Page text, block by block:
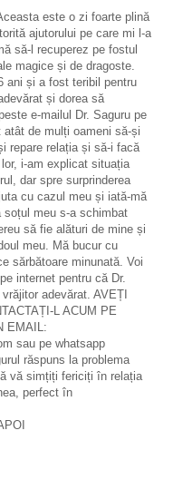
este o zi foarte plină
ajutorului pe care mi l-a
să-l recuperez pe fostul
magice și de dragoste.
ani și a fost teribil pentru
și dorea să
e-mailul Dr. Saguru pe
de mulți oameni să-și
repare relația și să-i facă
i-am explicat situația
dar spre surprinderea
cu cazul meu și iată-mă
soțul meu s-a schimbat
să fie alături de mine și
meu. Mă bucur cu
sărbătoare minunată. Voi
internet pentru că Dr.
adevărat. AVEȚI
L ACUM PE
EMAIL:
sau pe whatsapp
răspuns la problema
vă simțiți fericiți în relația
perfect în